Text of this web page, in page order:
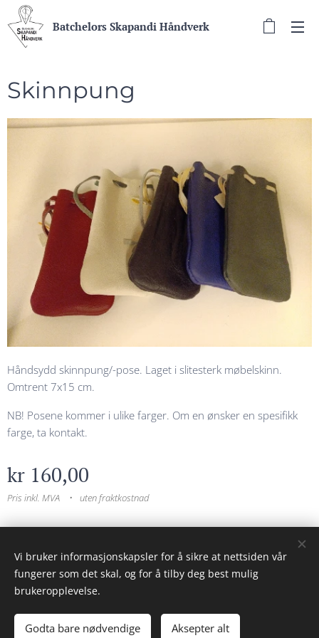
Batchelors Skapandi Håndverk
Skinnpung
Håndsydd skinnpung/-pose. Laget i slitesterk møbelskinn.
Omtrent 7x15 cm.
NB! Posene kommer i ulike farger. Om en ønsker en spesifikk
farge, ta kontakt.
kr 160,00
Pris inkl. MVA uten fraktkostnad
Legg til i handlekurven
© 2023 Alle rettigheter forbeholdt
Drevet avWebnode Informasjonskapsler
Vi bruker informasjonskapsler for å sikre at nettsiden vår
fungerer som det skal, og for å tilby deg best mulig
brukeropplevelse.
Godta bare nødvendige Aksepter alt